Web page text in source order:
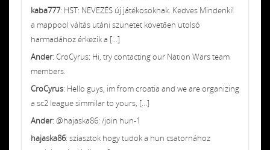
kaba777: HST: NEVEZÉS új játékosoknak. Kedves Mindenki!
a mappool váltás utáni szünetet követően utolsó
harmadához érkezik a [...]
Ander: CroCyrus: Hi, try contacting our Nation Wars team
members.
CroCyrus: Hello guys, im from croatia and we are organizing
a sc2 league simmilar to yours, [...]
Ander: @hajaska86: /join hun-1
hajaska86: sziasztok hogy tudok a hun csatornához